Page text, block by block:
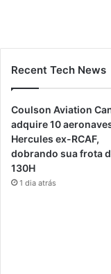
Recent Tech News
Coulson Aviation
adquire 10
Hercules ex-RCAF,
dobrando sua frota
130H
1 dia atrás